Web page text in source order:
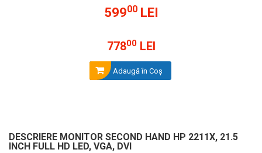
59900LEI
77800LEI
Adaugă în Coş
DESCRIERE MONITOR SECOND HAND HP 2211X, 21.5
INCH FULL HD LED, VGA, DVI